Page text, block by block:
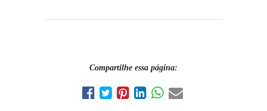
Compartilhe essa página: